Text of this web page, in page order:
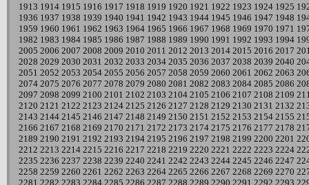
1913 1914 1915 1916 1917 1918 1919 1920 1921 1922 1923 1924 1925
1936 1937 1938 1939 1940 1941 1942 1943 1944 1945 1946 1947 1948
1959 1960 1961 1962 1963 1964 1965 1966 1967 1968 1969 1970 1971
1982 1983 1984 1985 1986 1987 1988 1989 1990 1991 1992 1993 1994
2005 2006 2007 2008 2009 2010 2011 2012 2013 2014 2015 2016 2017
2028 2029 2030 2031 2032 2033 2034 2035 2036 2037 2038 2039 2040
2051 2052 2053 2054 2055 2056 2057 2058 2059 2060 2061 2062 2063
2074 2075 2076 2077 2078 2079 2080 2081 2082 2083 2084 2085 2086
2097 2098 2099 2100 2101 2102 2103 2104 2105 2106 2107 2108 2109
2120 2121 2122 2123 2124 2125 2126 2127 2128 2129 2130 2131 2132
2143 2144 2145 2146 2147 2148 2149 2150 2151 2152 2153 2154 2155
2166 2167 2168 2169 2170 2171 2172 2173 2174 2175 2176 2177 2178
2189 2190 2191 2192 2193 2194 2195 2196 2197 2198 2199 2200 2201
2212 2213 2214 2215 2216 2217 2218 2219 2220 2221 2222 2223 2224
2235 2236 2237 2238 2239 2240 2241 2242 2243 2244 2245 2246 2247
2258 2259 2260 2261 2262 2263 2264 2265 2266 2267 2268 2269 2270
2281 2282 2283 2284 2285 2286 2287 2288 2289 2290 2291 2292 2293